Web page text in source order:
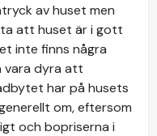
av huset men
att huset är i gott
inte finns några
vara dyra att
har på husets
om, eftersom
och bopriserna i